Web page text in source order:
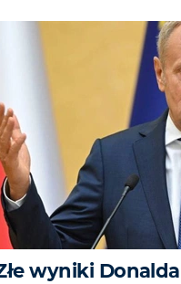
wyniki